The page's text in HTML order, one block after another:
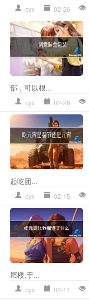
cyx 02-26
部，可以根...
cyx 02-26
起吃团...
cyx 02-15
层楼,于...
cyx 02-14